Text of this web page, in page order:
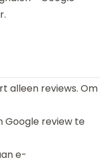
alleen reviews. Om
Google review te
e-